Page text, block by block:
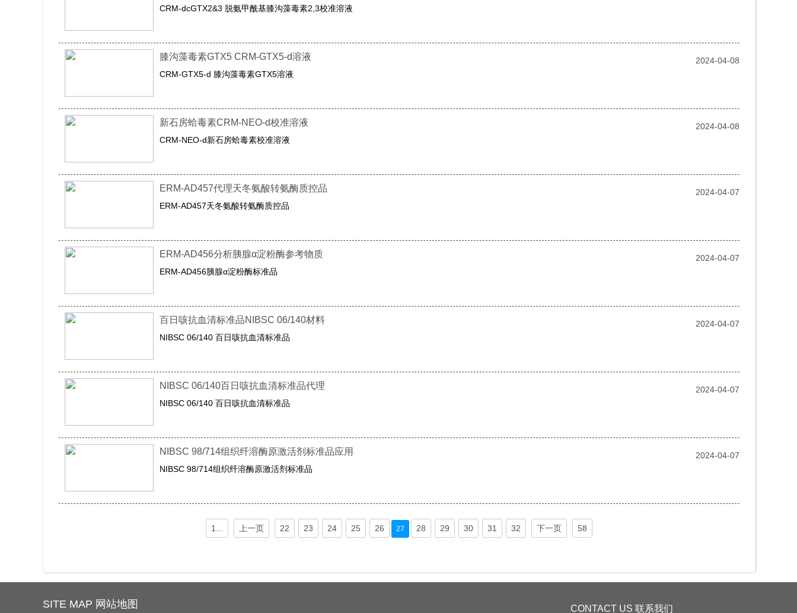
CRM-dcGTX2&3 脱氨甲酰基膝沟藻毒素2,3校准溶液
膝沟藻毒素GTX5 CRM-GTX5-d溶液
CRM-GTX5-d ​膝沟藻毒素GTX5溶液
2024-04-08
新石房蛤毒素CRM-NEO-d校准溶液
CRM-NEO-d新石房蛤毒素校准溶液
2024-04-08
ERM-AD457代理天冬氨酸转氨酶质控品
ERM-AD457天冬氨酸转氨酶质控品
2024-04-07
ERM-AD456分析胰腺α淀粉酶参考物质
ERM-AD456胰腺α淀粉酶标准品
2024-04-07
百日咳抗血清标准品NIBSC 06/140材料
NIBSC 06/140 百日咳抗血清标准品
2024-04-07
NIBSC 06/140百日咳抗血清标准品代理
NIBSC 06/140 百日咳抗血清标准品
2024-04-07
NIBSC 98/714组织纤溶酶原激活剂标准品应用
NIBSC 98/714组织纤溶酶原激活剂标准品
2024-04-07
1... 上一页 22 23 24 25 26 27 28 29 30 31 32 下一页 58
SITE MAP 网站地图 CONTACT US 联系我们